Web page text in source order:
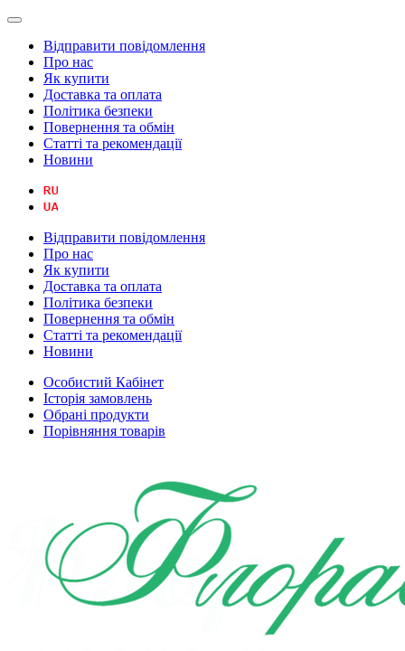
Відправити повідомлення
Про нас
Як купити
Доставка та оплата
Політика безпеки
Повернення та обмін
Статті та рекомендації
Новини
Відправити повідомлення
Про нас
Як купити
Доставка та оплата
Політика безпеки
Повернення та обмін
Статті та рекомендації
Новини
Особистий Кабінет
Історія замовлень
Обрані продукти
Порівняння товарів